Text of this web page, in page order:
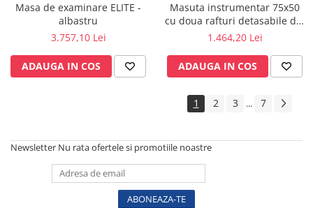
Alte dispozitive respiratorii
Clesti nazali
Dermatoscoape
Diapazon
Set ORL/Oftalmo
Lampi examinare
Masa de examinare ELITE -
albastru
3.757,10 Lei
ADAUGA IN COS
Masuta instrumentar 75x50
cu doua rafturi detasabile din
inox - M600879/I
1.464,20 Lei
ADAUGA IN COS
1 2 3 ... 7
Newsletter Nu rata ofertele si promotiile noastre